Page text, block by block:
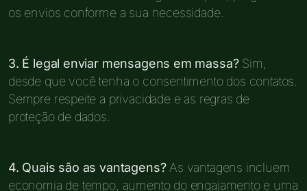
os envios conforme a sua necessidade.
3. É legal enviar mensagens em massa?Sim,
desde que você tenha o consentimento dos contatos.
Sempre respeite a privacidade e as regras de
proteção de dados.
4. Quais são as vantagens?As vantagens incluem
economia de tempo, aumento do engajamento e uma